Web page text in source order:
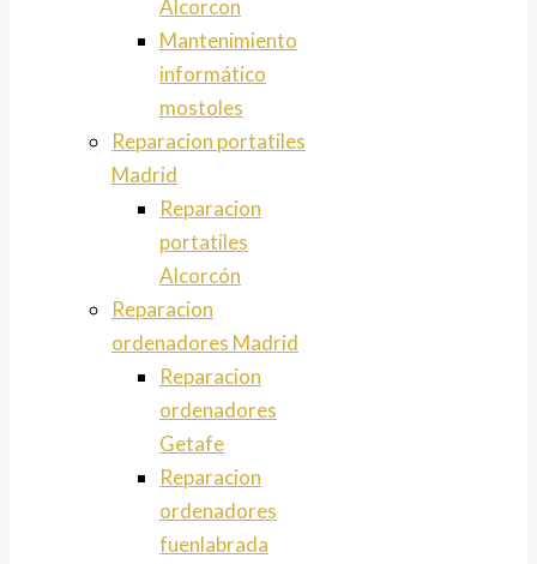
Alcorcon
Mantenimiento
informático
mostoles
Reparacion portatiles
Madrid
Reparacion
portatiles
Alcorcón
Reparacion
ordenadores Madrid
Reparacion
ordenadores
Getafe
Reparacion
ordenadores
fuenlabrada